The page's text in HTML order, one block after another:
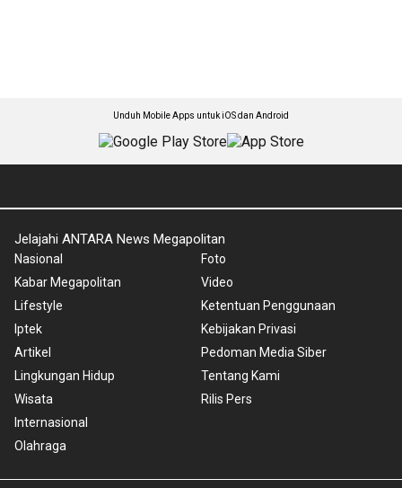
Unduh Mobile Apps untuk iOS dan Android
Jelajahi ANTARA News Megapolitan
Nasional
Kabar Megapolitan
Lifestyle
Iptek
Artikel
Lingkungan Hidup
Wisata
Internasional
Olahraga
Foto
Video
Ketentuan Penggunaan
Kebijakan Privasi
Pedoman Media Siber
Tentang Kami
Rilis Pers